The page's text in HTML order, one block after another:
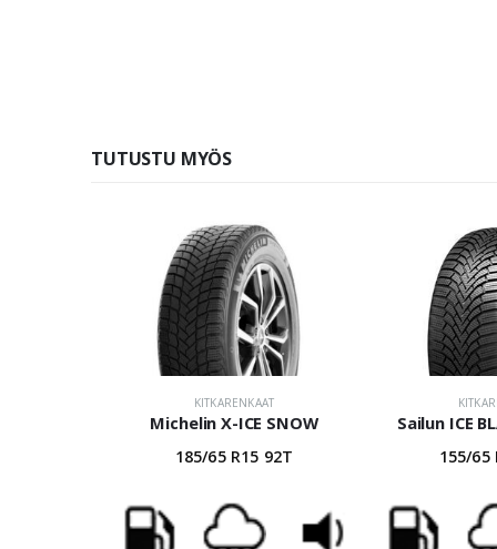
TUTUSTU MYÖS
KITKARENKAAT
Michelin X-ICE SNOW
185/65 R15 92T
Sailun ICE
155/65